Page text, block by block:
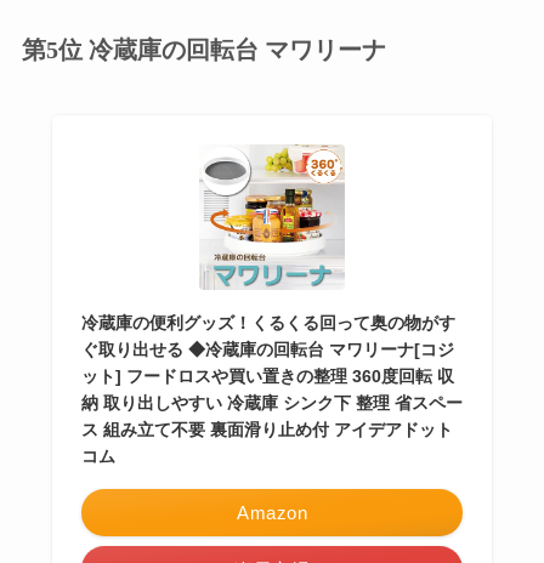
第5位 冷蔵庫の回転台 マワリーナ
冷蔵庫の便利グッズ！くるくる回って奥の物がす
ぐ取り出せる ◆冷蔵庫の回転台 マワリーナ[コジ
ット] フードロスや買い置きの整理 360度回転 収
納 取り出しやすい 冷蔵庫 シンク下 整理 省スペー
ス 組み立て不要 裏面滑り止め付 アイデアドット
コム
Amazon